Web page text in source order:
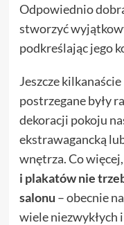
Odpowiednio
stworzyć
podkreślając jego
Jeszcze
postrzegane były
dekoracji pokoju
ekstrawagancką
wnętrza. Co więcej,
i plakatów nie
salonu – obecnie
wiele niezwykłych